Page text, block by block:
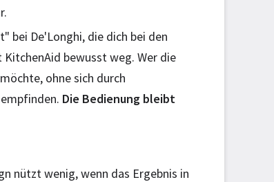
bei De'Longhi, die dich bei den
bewusst weg. Wer die
ohne sich durch
Die Bedienung bleibt
nützt wenig, wenn das Ergebnis in